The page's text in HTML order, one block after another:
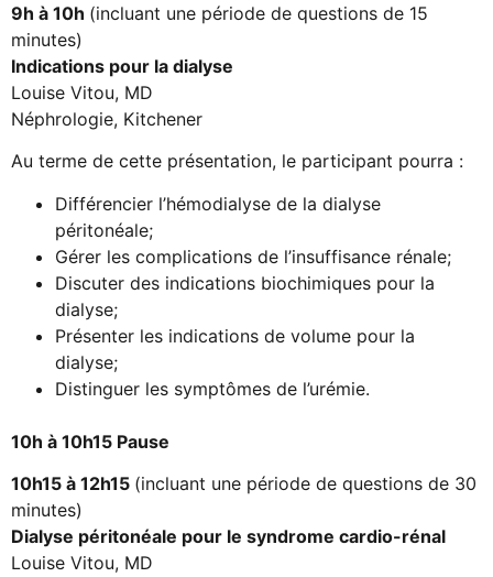
9h à 10h (incluant une période de questions de 15
minutes)
Indications pour la dialyse
Louise Vitou, MD
Néphrologie, Kitchener
Au terme de cette présentation, le participant pourra :
Différencier l’hémodialyse de la dialyse
péritonéale;
Gérer les complications de l’insuffisance rénale;
Discuter des indications biochimiques pour la
dialyse;
Présenter les indications de volume pour la
dialyse;
Distinguer les symptômes de l’urémie.
10h à 10h15 Pause
10h15 à 12h15 (incluant une période de questions de 30
minutes)
Dialyse péritonéale pour le syndrome cardio-rénal
Louise Vitou, MD